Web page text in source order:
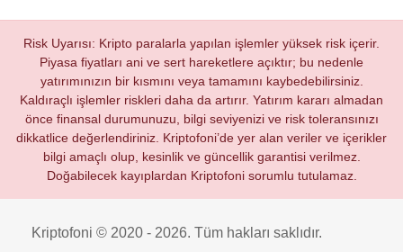
Risk Uyarısı: Kripto paralarla yapılan işlemler yüksek risk içerir.
Piyasa fiyatları ani ve sert hareketlere açıktır; bu nedenle
yatırımınızın bir kısmını veya tamamını kaybedebilirsiniz.
Kaldıraçlı işlemler riskleri daha da artırır. Yatırım kararı almadan
önce finansal durumunuzu, bilgi seviyenizi ve risk toleransınızı
dikkatlice değerlendiriniz. Kriptofoni’de yer alan veriler ve içerikler
bilgi amaçlı olup, kesinlik ve güncellik garantisi verilmez.
Doğabilecek kayıplardan Kriptofoni sorumlu tutulamaz.
Kriptofoni © 2020 - 2026. Tüm hakları saklıdır.